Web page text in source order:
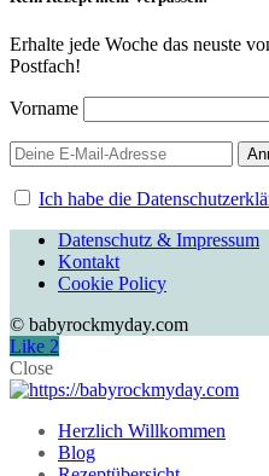
Erhalte jede Woche das neuste
Postfach!
Vorname
Ich habe die
Datenschutz & Impressum
Kontakt
Cookie Policy
© babyrockmyday.com
Like 2
Close
Herzlich Willkommen
Blog